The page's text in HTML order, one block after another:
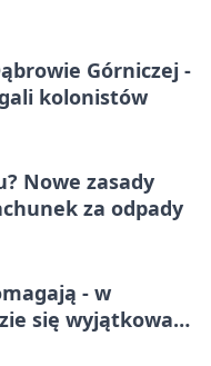
Górniczej -
kolonistów
Nowe zasady
za odpady
- w
się wyjątkowa